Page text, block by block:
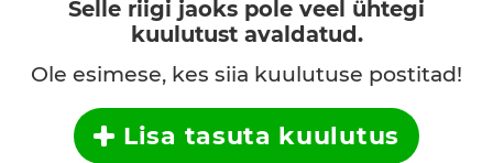
Selle riigi jaoks pole veel ühtegi
kuulutust avaldatud.
Ole esimese, kes siia kuulutuse postitad!
Lisa tasuta kuulutus